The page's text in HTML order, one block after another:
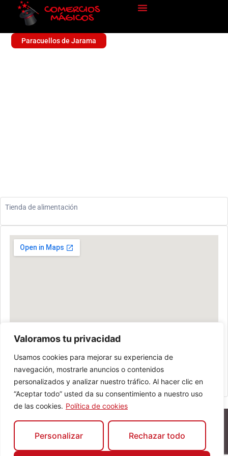
Valoramos tu privacidad
Usamos cookies para mejorar su experiencia de
navegación, mostrarle anuncios o contenidos
personalizados y analizar nuestro tráfico. Al hacer clic en
“Aceptar todo” usted da su consentimiento a nuestro uso
de las cookies. Política de cookies
Personalizar Rechazar todo
Paracuellos de Jarama
Tienda de alimentación